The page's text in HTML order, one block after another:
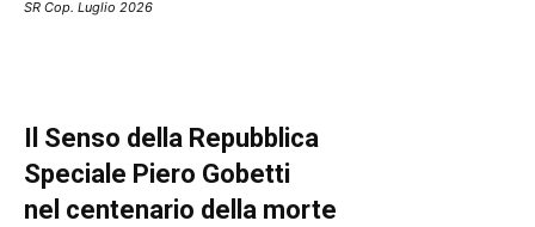
SR Cop. Luglio 2026
Il Senso della Repubblica
Speciale Piero Gobetti
nel centenario della morte